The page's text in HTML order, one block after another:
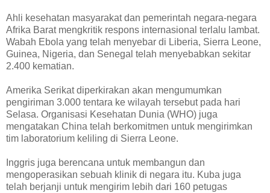
Ahli kesehatan masyarakat dan pemerintah negara-negara
Afrika Barat mengkritik respons internasional terlalu lambat.
Wabah Ebola yang telah menyebar di Liberia, Sierra Leone,
Guinea, Nigeria, dan Senegal telah menyebabkan sekitar
2.400 kematian.
Amerika Serikat diperkirakan akan mengumumkan
pengiriman 3.000 tentara ke wilayah tersebut pada hari
Selasa. Organisasi Kesehatan Dunia (WHO) juga
mengatakan China telah berkomitmen untuk mengirimkan
tim laboratorium keliling di Sierra Leone.
Inggris juga berencana untuk membangun dan
mengoperasikan sebuah klinik di negara itu. Kuba juga
telah berjanji untuk mengirim lebih dari 160 petugas